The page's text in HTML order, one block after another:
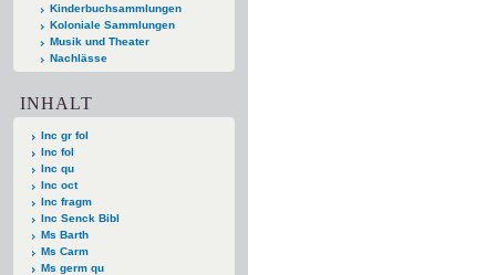
Kinderbuchsammlungen
Koloniale Sammlungen
Musik und Theater
Nachlässe
INHALT
Inc gr fol
Inc fol
Inc qu
Inc oct
Inc fragm
Inc Senck Bibl
Ms Barth
Ms Carm
Ms germ qu